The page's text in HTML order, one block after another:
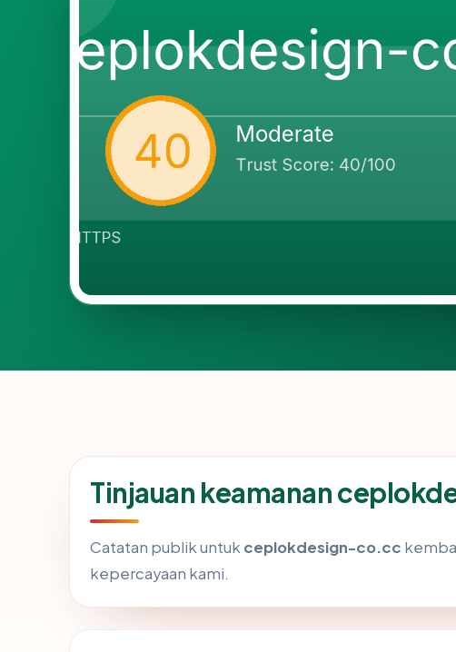
Tinjauan keamanan
Catatan publik untuk ceplokdesign-co.cc
kepercayaan kami.